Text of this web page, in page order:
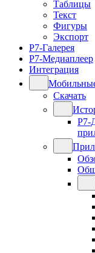
Таблицы
Текст
Фигуры
Экспорт
Р7-Галерея
Р7-Медиаплеер
Интеграция
Скачать
Р7-